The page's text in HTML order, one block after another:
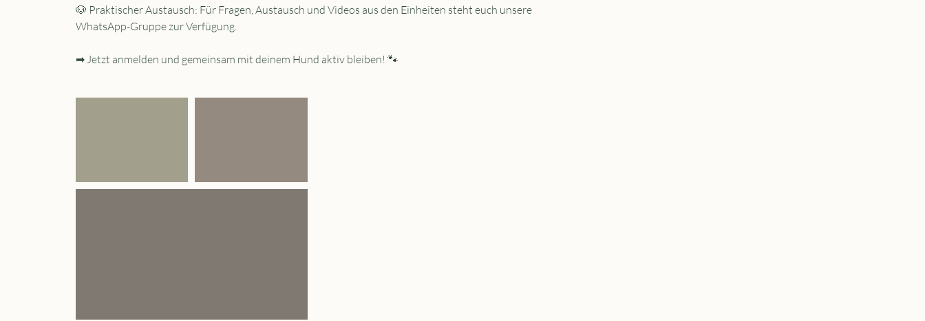
🐶 Praktischer Austausch: Für Fragen, Austausch und Videos aus den Einheiten steht euch unsere
WhatsApp-Gruppe zur Verfügung.
➡ Jetzt anmelden und gemeinsam mit deinem Hund aktiv bleiben! 🐾